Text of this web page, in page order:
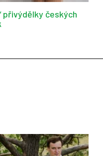
přivýdělky českých